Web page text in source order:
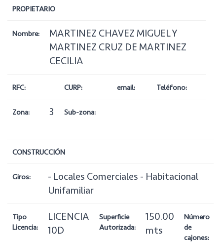
PROPIETARIO
Nombre:
MARTINEZ CHAVEZ MIGUEL Y
MARTINEZ CRUZ DE MARTINEZ
CECILIA
RFC: CURP: email: Teléfono:
Zona: 3 Sub-zona:
CONSTRUCCIÓN
Giros:
- Locales Comerciales - Habitacional
Unifamiliar
Tipo
Licencia:
LICENCIA
10D
Superficie
Autorizada:
150.00
mts
Número
de
cajones: